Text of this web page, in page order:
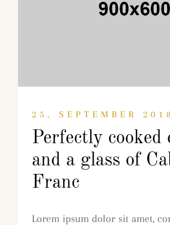
25. SEPTEMBER 2018
Perfectly cooked
and a glass of
Franc
Lorem ipsum dolor sit amet,